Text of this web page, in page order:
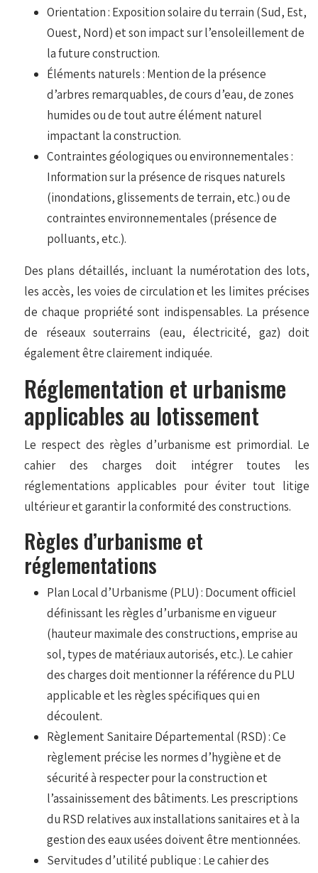
Orientation : Exposition solaire du terrain (Sud, Est,
Ouest, Nord) et son impact sur l’ensoleillement de
la future construction.
Éléments naturels : Mention de la présence
d’arbres remarquables, de cours d’eau, de zones
humides ou de tout autre élément naturel
impactant la construction.
Contraintes géologiques ou environnementales :
Information sur la présence de risques naturels
(inondations, glissements de terrain, etc.) ou de
contraintes environnementales (présence de
polluants, etc.).
Des plans détaillés, incluant la numérotation des lots,
les accès, les voies de circulation et les limites précises
de chaque propriété sont indispensables. La présence
de réseaux souterrains (eau, électricité, gaz) doit
également être clairement indiquée.
Réglementation et urbanisme
applicables au lotissement
Le respect des règles d’urbanisme est primordial. Le
cahier des charges doit intégrer toutes les
réglementations applicables pour éviter tout litige
ultérieur et garantir la conformité des constructions.
Règles d’urbanisme et
réglementations
Plan Local d’Urbanisme (PLU) : Document officiel
définissant les règles d’urbanisme en vigueur
(hauteur maximale des constructions, emprise au
sol, types de matériaux autorisés, etc.). Le cahier
des charges doit mentionner la référence du PLU
applicable et les règles spécifiques qui en
découlent.
Règlement Sanitaire Départemental (RSD) : Ce
règlement précise les normes d’hygiène et de
sécurité à respecter pour la construction et
l’assainissement des bâtiments. Les prescriptions
du RSD relatives aux installations sanitaires et à la
gestion des eaux usées doivent être mentionnées.
Servitudes d’utilité publique : Le cahier des